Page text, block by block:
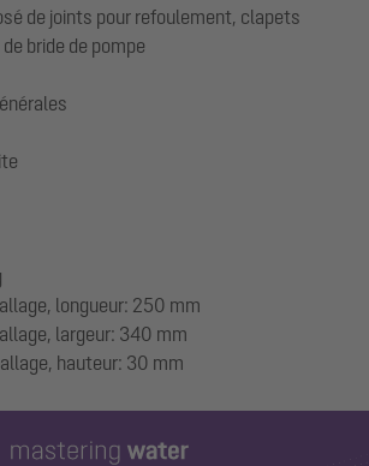
de joints pour refoulement, clapets
bride de pompe
longueur: 250 mm
largeur: 340 mm